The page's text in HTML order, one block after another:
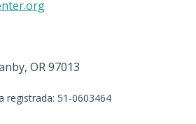
OR 97013
registrada: 51-0603464